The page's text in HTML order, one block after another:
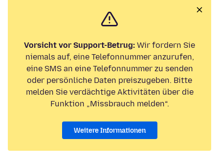
Vorsicht vor Support-Betrug: Wir fordern Sie
niemals auf, eine Telefonnummer anzurufen,
eine SMS an eine Telefonnummer zu senden
oder persönliche Daten preiszugeben. Bitte
melden Sie verdächtige Aktivitäten über die
Funktion „Missbrauch melden“.
Weitere Informationen